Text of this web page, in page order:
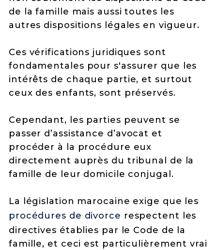
de la famille mais aussi toutes les
autres dispositions légales en vigueur.
Ces vérifications juridiques sont
fondamentales pour s'assurer que les
intérêts de chaque partie, et surtout
ceux des enfants, sont préservés.
Cependant, les parties peuvent se
passer d’assistance d’avocat et
procéder à la procédure eux
directement auprès du tribunal de la
famille de leur domicile conjugal.
La législation marocaine exige que les
procédures de divorce respectent les
directives établies par le Code de la
famille, et ceci est particulièrement vrai